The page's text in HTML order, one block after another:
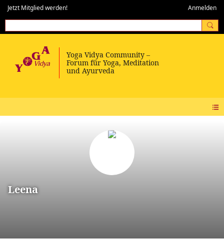
Jetzt Mitglied werden! Anmelden
Leena